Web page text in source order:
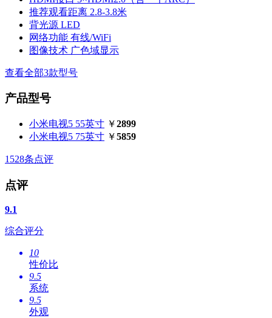
推荐观看距离 2.8-3.8米
背光源 LED
网络功能 有线/WiFi
图像技术 广色域显示
查看全部3款型号
产品型号
小米电视5 55英寸 ￥2899
小米电视5 75英寸 ￥5859
1528条点评
点评
9.1
综合评分
10
性价比
9.5
系统
9.5
外观